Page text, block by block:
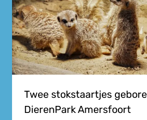
Twee stokstaartjes
DierenPark Amersfoort